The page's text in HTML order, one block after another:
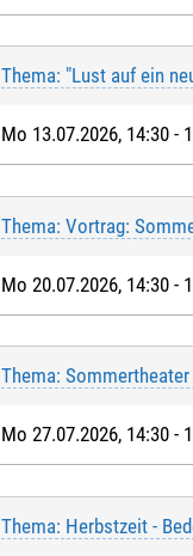
Thema: "Lust auf ein
Mo 13.07.2026, 14:30 -
Thema: Vortrag:
Mo 20.07.2026, 14:30 -
Thema:
Mo 27.07.2026, 14:30 -
Thema: Herbstzeit -